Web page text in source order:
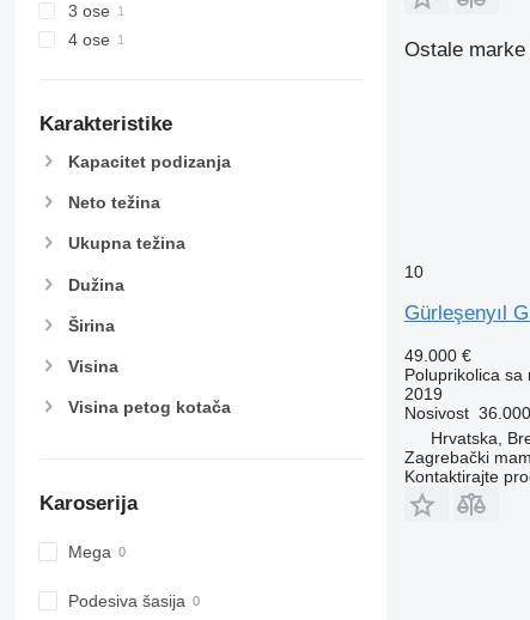
3 ose
4 ose
Karakteristike
Kapacitet podizanja
Neto težina
Ukupna težina
Dužina
Širina
Visina
Visina petog kotača
Karoserija
Mega
Podesiva šasija
Ostale
10
Gürleşenyıl
49.000 €
Poluprikolica sa
2019
Nosivost
Hrvatska,
Zagrebački
Kontaktirajte